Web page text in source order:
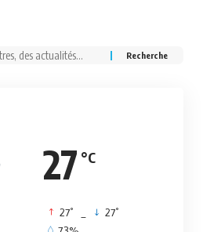
27 °C
27° 27°